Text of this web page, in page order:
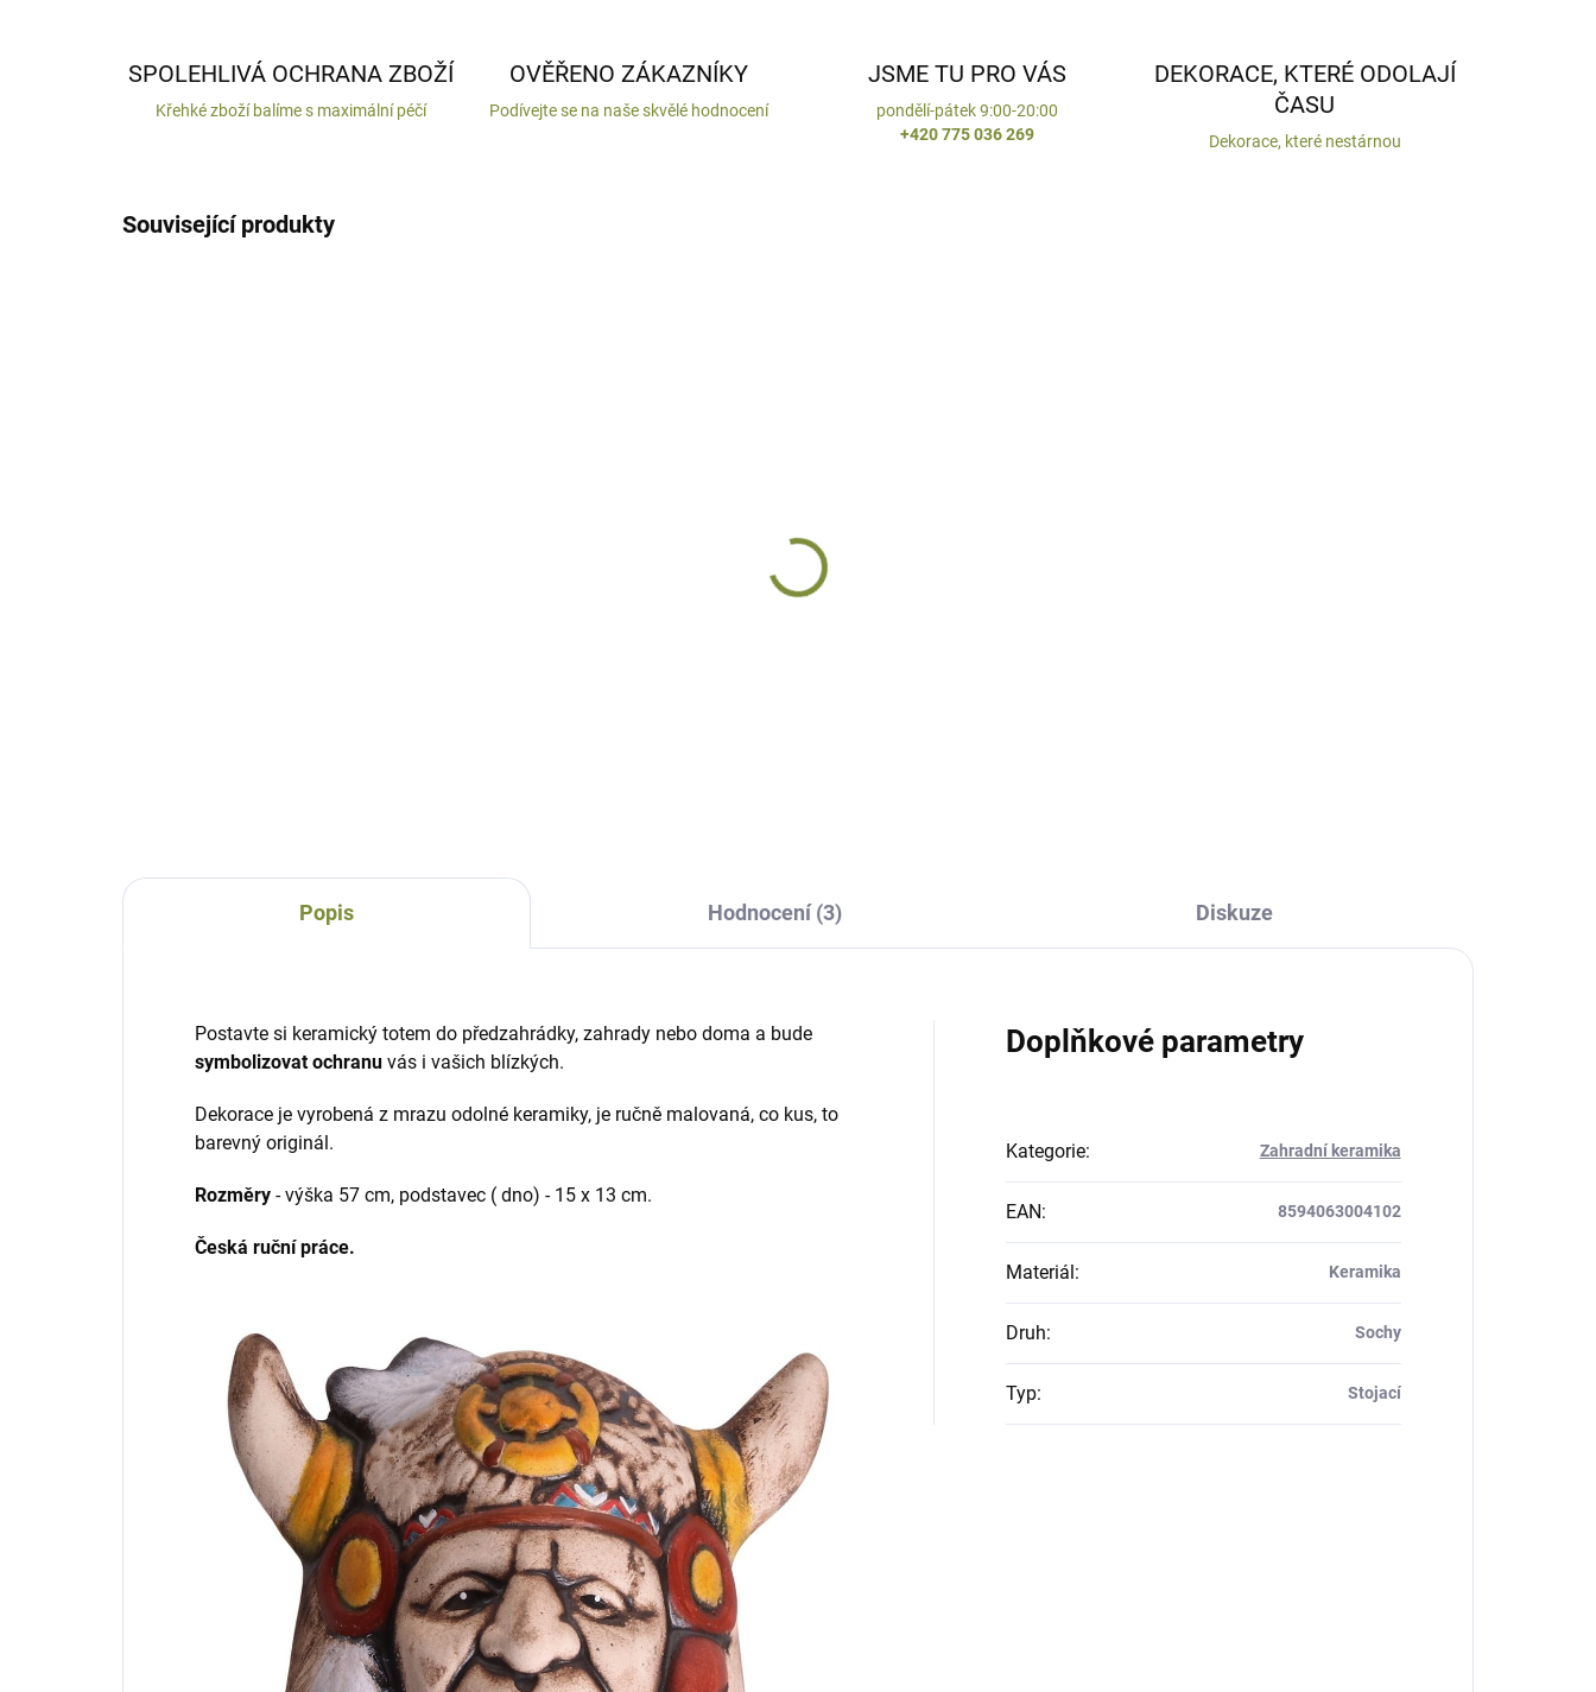
SPOLEHLIVÁ OCHRANA ZBOŽÍ
Křehké zboží balíme s maximální péčí
OVĚŘENO ZÁKAZNÍKY
Podívejte se na naše skvělé hodnocení
JSME TU PRO VÁS
pondělí-pátek 9:00-20:00
+420 775 036 269
DEKORACE, KTERÉ ODOLAJÍ
ČASU
Dekorace, které nestárnou
Související produkty
Popis Hodnocení (3) Diskuze
Postavte si keramický totem do předzahrádky, zahrady nebo doma a bude
symbolizovat ochranu vás i vašich blízkých.
Dekorace je vyrobená z mrazu odolné keramiky, je ručně malovaná, co kus, to
barevný originál.
Rozměry - výška 57 cm, podstavec ( dno) - 15 x 13 cm.
Česká ruční práce.
Doplňkové parametry
Kategorie: Zahradní keramika
EAN: 8594063004102
Materiál: Keramika
Druh: Sochy
Typ: Stojací